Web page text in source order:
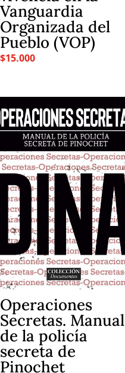
Vanguardia
Organizada del
Pueblo (VOP)
$15.000
Operaciones
Secretas. Manual
de la policía
secreta de
Pinochet